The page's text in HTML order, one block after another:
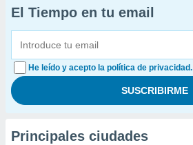
El Tiempo en tu email
He leído y acepto la política de privacidad.
Principales ciudades